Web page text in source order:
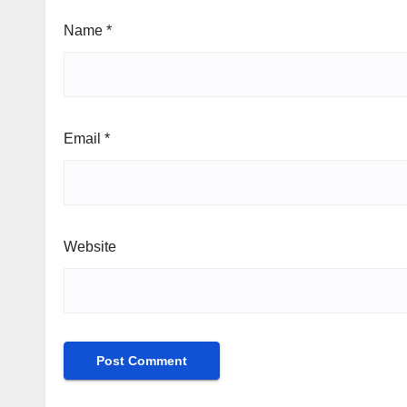
Name *
Email *
Website